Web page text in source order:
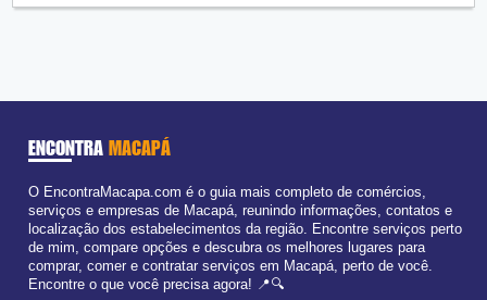
Seg:
09:00 - 18:00
Fechado
ENCONTRA MACAPÁ
O EncontraMacapa.com é o guia mais completo de comércios,
serviços e empresas de Macapá, reunindo informações, contatos e
localização dos estabelecimentos da região. Encontre serviços perto
de mim, compare opções e descubra os melhores lugares para
comprar, comer e contratar serviços em Macapá, perto de você.
Encontre o que você precisa agora! 📍🔍